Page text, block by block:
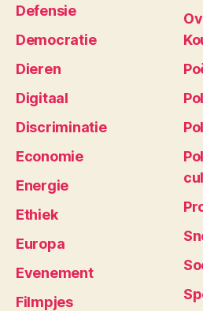
Defensie
Democratie
Dieren
Digitaal
Discriminatie
Economie
Energie
Ethiek
Europa
Evenement
Filmpjes